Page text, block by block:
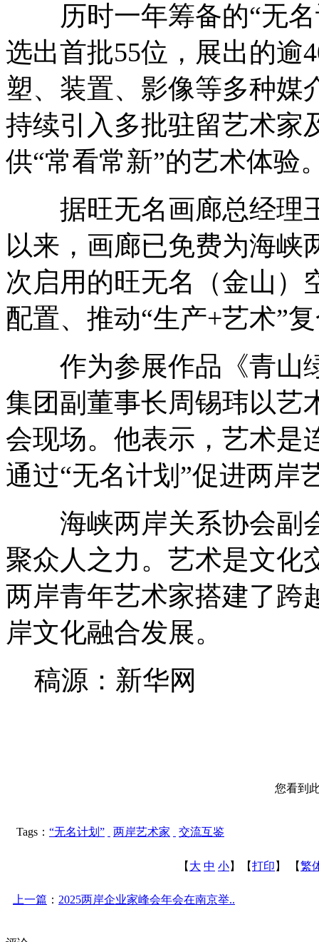
历时一年筹备的“无名
选出首批55位，展出的逾
塑、装置、影像等多种媒
持续引入多批驻留艺术家
供“常看常新”的艺术体验
据旺无名画廊总经理王
以来，画廊已免费为海峡
次启用的旺无名（金山）
配置、推动“生产+艺术”
作为参展作品《青山
集团副董事长周锡玮以艺
会现场。他表示，艺术是
通过“无名计划”促进两岸
海峡两岸关系协会副
聚众人之力。艺术是文化
两岸青年艺术家搭建了跨
岸文化融合发展。
稿源：新华网
您看到
Tags： “无名计划” 两岸艺术家 交流互鉴
【 大 中 小】【打印 】 【繁
上一篇 ： 2025两岸企业家峰会年会在南京举..